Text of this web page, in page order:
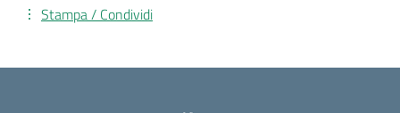
Stampa / Condividi